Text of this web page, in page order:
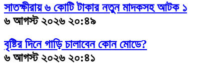
সাতক্ষীরায় ৬ কোটি টাকার নতুন মাদকসহ আটক ১
৬ আগস্ট ২০২৬ ২০:৪৯
বৃষ্টির দিনে গাড়ি চালাবেন কোন মোডে?
৬ আগস্ট ২০২৬ ২০:৪১